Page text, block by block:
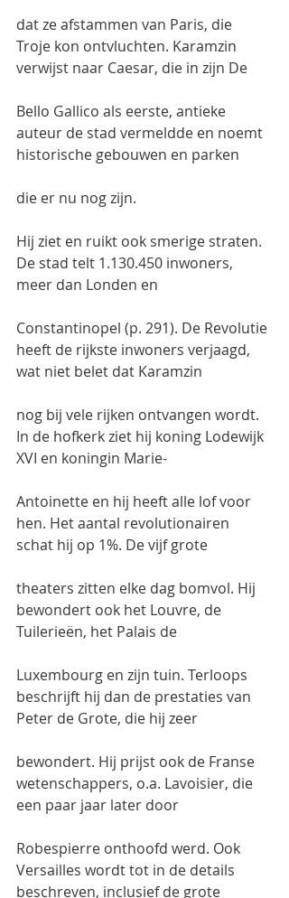
dat ze afstammen van Paris, die
Troje kon ontvluchten. Karamzin
verwijst naar Caesar, die in zijn De
Bello Gallico als eerste, antieke
auteur de stad vermeldde en noemt
historische gebouwen en parken
die er nu nog zijn.
Hij ziet en ruikt ook smerige straten.
De stad telt 1.130.450 inwoners,
meer dan Londen en
Constantinopel (p. 291). De Revolutie
heeft de rijkste inwoners verjaagd,
wat niet belet dat Karamzin
nog bij vele rijken ontvangen wordt.
In de hofkerk ziet hij koning Lodewijk
XVI en koningin Marie-
Antoinette en hij heeft alle lof voor
hen. Het aantal revolutionairen
schat hij op 1%. De vijf grote
theaters zitten elke dag bomvol. Hij
bewondert ook het Louvre, de
Tuilerieën, het Palais de
Luxembourg en zijn tuin. Terloops
beschrijft hij dan de prestaties van
Peter de Grote, die hij zeer
bewondert. Hij prijst ook de Franse
wetenschappers, o.a. Lavoisier, die
een paar jaar later door
Robespierre onthoofd werd. Ook
Versailles wordt tot in de details
beschreven, inclusief de grote